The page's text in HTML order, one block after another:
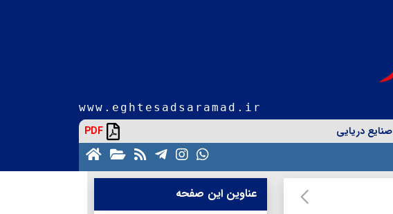
www.eghtesadsaramad.ir
صنایع دریایی PDF
عناوین این صفحه